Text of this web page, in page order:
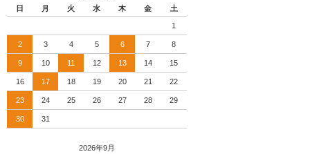
日
月 火 水 木 金 土
1
2 3 4 5 6 7 8
9 10 11 12 13 14 15
16 17 18 19 20 21 22
23 24 25 26 27 28 29
30 31
2026年9月